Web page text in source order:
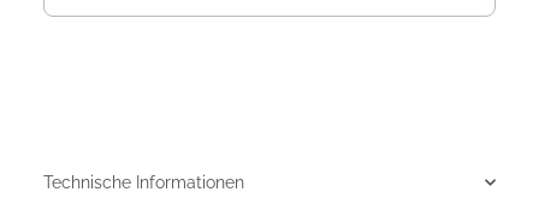
Technische Informationen